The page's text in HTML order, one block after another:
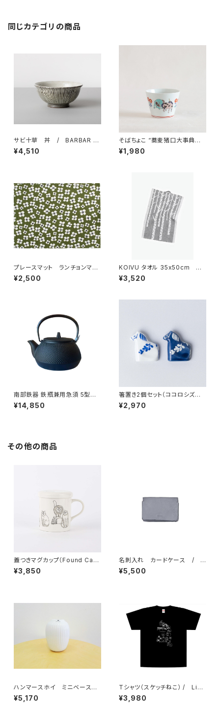
同じカテゴリの商品
サビ十草 丼 / BARBAR 波
佐見焼
¥4,510
そばちょこ “蕎麦猪口大事典
色絵 ユニコーン” 波佐見焼
¥1,980
プレースマット ランチョンマッ
ト 「ベラミ」 / アルメダール
ス/ALMEDAHLS
¥2,500
KOIVU タオル 35x50cm
／ LAPUAN KANKURIT（ラ
プアン カンクリ）
¥3,520
南部鉄器 鉄瓶兼用急須 5型新
アラレ IH対応 / 岩鋳
¥14,850
箸置き2個セット（ココロシズカ
の午） / Lisa Larson リサ・ラ
ーソン
¥2,970
その他の商品
蓋つきマグカップ（Found Cats
Series） ／ Lisa Larson
リサ・ラーソン
¥3,850
名刺入れ カードケース / h
mny
¥5,500
ハンマースホイ ミニベース
HAMMERSHOI / KAHLER
ケーラー
¥5,170
Tシャツ（スケッチねこ） / Lisa
Larson リサ・ラーソン
¥3,980